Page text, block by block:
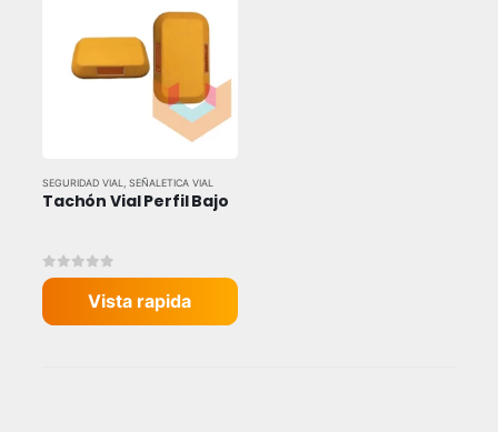
SEGURIDAD VIAL SEÑALETICA VIAL
Tachón Vial Perfil Bajo
0out of 5
Vista rapida